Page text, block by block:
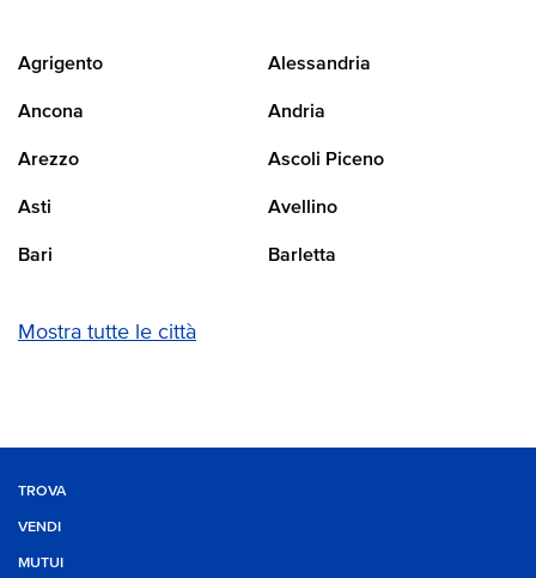
Agrigento Alessandria
Ancona Andria
Arezzo Ascoli Piceno
Asti Avellino
Bari Barletta
Mostra tutte le città
TROVA
VENDI
MUTUI